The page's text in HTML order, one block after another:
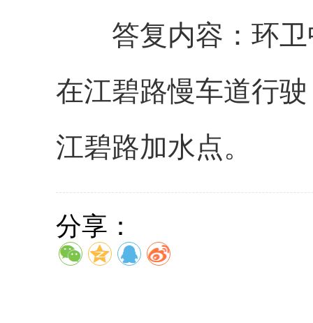
答复内容： 环
在江碧路慢车道行
江碧路加水点。
分享：